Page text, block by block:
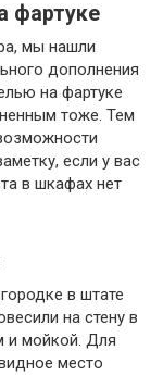
фартуке
мы нашли
дополнения
на фартуке
тоже. Тем
если у вас
в шкафах нет
в штате
на стену в
и мойкой. Для
место